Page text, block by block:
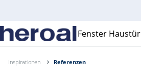
Fenster
Inspirationen Referenzen